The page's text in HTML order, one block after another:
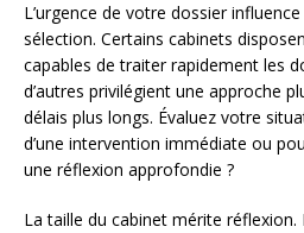
L’urgence de votre dossier
sélection. Certains cabinets
capables de traiter rapidement les
d’autres privilégient une approche
délais plus longs. Évaluez votre
d’une intervention immédiate ou
une réflexion approfondie ?
La taille du cabinet mérite réflexion.